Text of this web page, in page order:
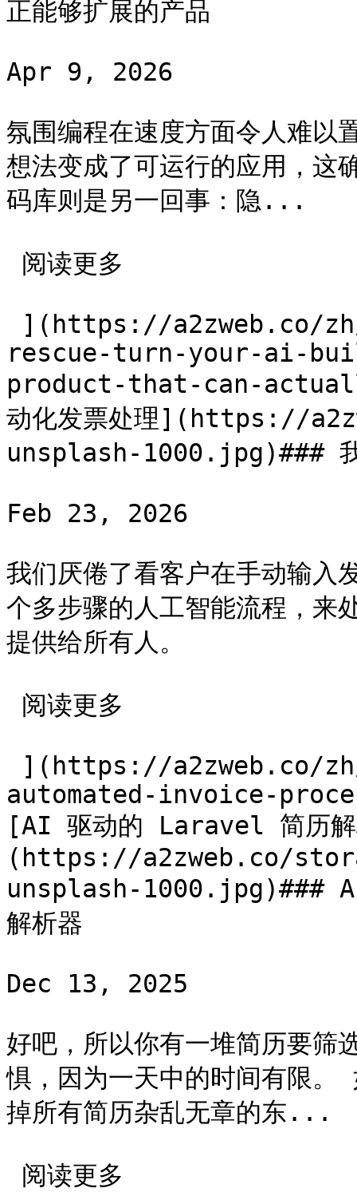
正能够扩展的产品
Apr 9, 2026
氛围编程在速度方面令人难以
想法变成了可运行的应用，这
码库则是另一回事：隐...
rescue-turn-your-ai-
product-that-can-
动化发票处理](https://
unsplash-1000.jpg)### 我
Feb 23, 2026
我们厌倦了看客户在手动输入
个多步骤的人工智能流程，来
提供给所有人。
automated-invoice-
[AI 驱动的 Laravel 简历
(https://a2zweb.co/
unsplash-1000.jpg)###
解析器
Dec 13, 2025
好吧，所以你有一堆简历要筛
惧，因为一天中的时间有限
掉所有简历杂乱无章的东...